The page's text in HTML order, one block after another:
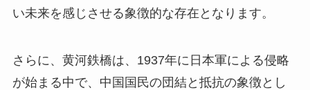
い未来を感じさせる象徴的な存在となります。
さらに、黄河鉄橋は、1937年に日本軍による侵略
が始まる中で、中国国民の団結と抵抗の象徴とし